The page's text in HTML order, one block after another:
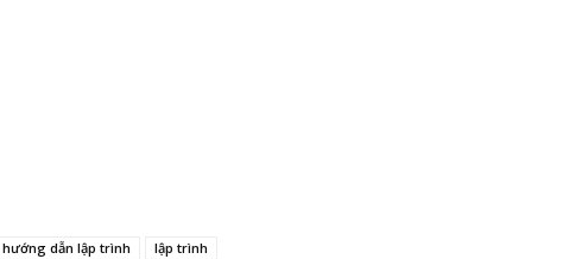
hướng dẫn lập trình lập trình